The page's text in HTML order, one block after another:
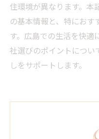
住環境が異なります。本
の基本情報と、特におす
す。広島での生活を快
社選びのポイントについ
しをサポートします。